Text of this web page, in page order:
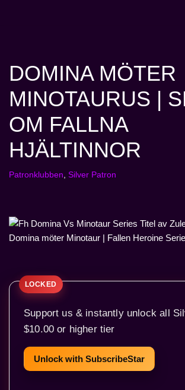
DOMINA MÖTER
MINOTAURUS |
OM FALLNA
HJÄLTINNOR
Patronklubben, Silver Patron
Support us & instantly unlock all
$10.00 or higher tier
Unlock with SubscribeStar